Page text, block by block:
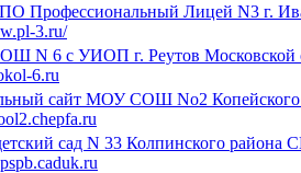
Профессиональный Лицей N3 г.
3.ru/
N 6 с УИОП г. Реутов Московской
6.ru
сайт МОУ СОШ No2 Копейского
сад N 33 Колпинского района